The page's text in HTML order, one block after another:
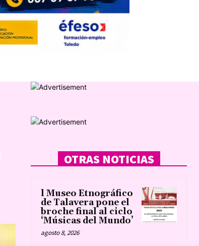
OTRAS NOTICIAS
l Museo Etnográfico
de Talavera pone el
broche final al ciclo
‘Músicas del Mundo’
agosto 8, 2026